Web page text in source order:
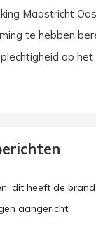
Maastricht
te hebben
op het
dit heeft de
aangericht